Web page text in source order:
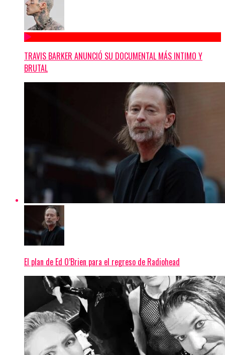
TRAVIS BARKER ANUNCIÓ SU DOCUMENTAL MÁS INTIMO Y
BRUTAL
El plan de Ed O’Brien para el regreso de Radiohead